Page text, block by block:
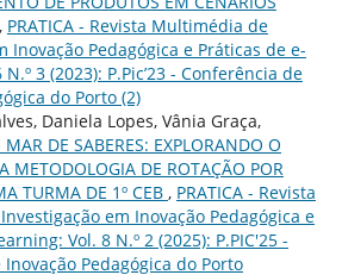
, PRATICA - Revista Multimédia de
Inovação Pedagógica e Práticas de e-
3 (2023): P.Pic’23 - Conferência de
do Porto (2)
Daniela Lopes, Vânia Graça,
DE SABERES: EXPLORANDO O
METODOLOGIA DE ROTAÇÃO POR
TURMA DE 1º CEB , PRATICA - Revista
em Inovação Pedagógica e
Vol. 8 N.º 2 (2025): P.PIC'25 -
Pedagógica do Porto